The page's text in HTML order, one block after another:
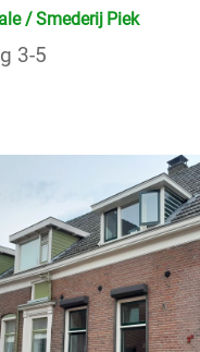
/ Smederij Piek
3-5